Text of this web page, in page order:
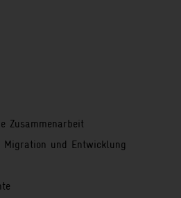
Zusammenarbeit
und Entwicklung